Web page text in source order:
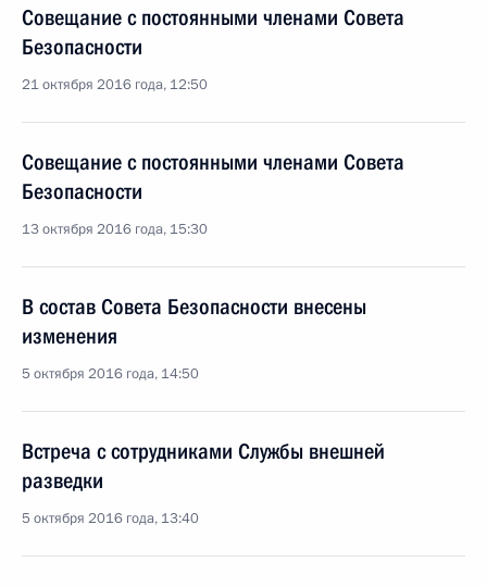
Совещание с постоянными членами Совета
Безопасности
21 октября 2016 года, 12:50
Совещание с постоянными членами Совета
Безопасности
13 октября 2016 года, 15:30
В состав Совета Безопасности внесены
изменения
5 октября 2016 года, 14:50
Встреча с сотрудниками Службы внешней
разведки
5 октября 2016 года, 13:40